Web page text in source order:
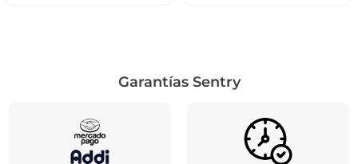
Garantías Sentry